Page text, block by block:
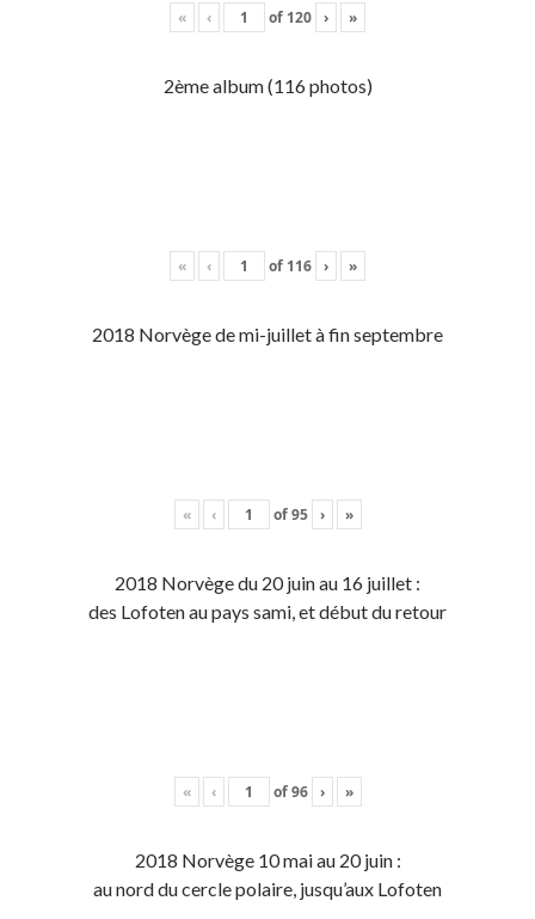
« ‹ of 120 › »
2ème album (116 photos)
« ‹ of 116 › »
2018 Norvège de mi-juillet à fin septembre
« ‹ of95 › »
2018 Norvège du 20 juin au 16 juillet :
des Lofoten au pays sami, et début du retour
« ‹ of96 › »
2018 Norvège 10 mai au 20 juin :
au nord du cercle polaire, jusqu’aux Lofoten